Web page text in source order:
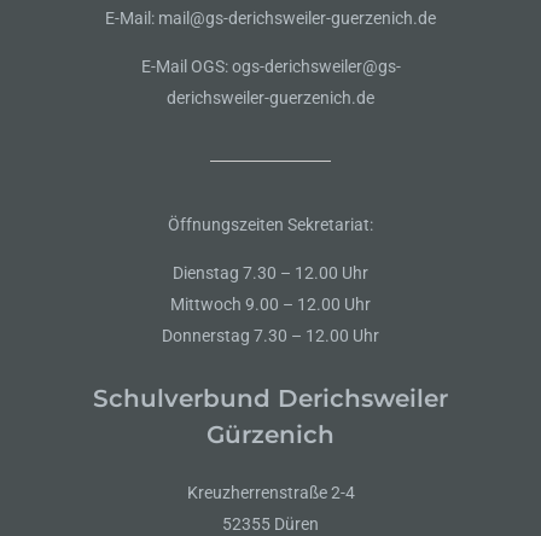
E-Mail: mail@gs-derichsweiler-guerzenich.de
E-Mail OGS: ogs-derichsweiler@gs-
derichsweiler-guerzenich.de
Öffnungszeiten Sekretariat:
Dienstag 7.30 – 12.00 Uhr
Mittwoch 9.00 – 12.00 Uhr
Donnerstag 7.30 – 12.00 Uhr
Schulverbund Derichsweiler
Gürzenich
Kreuzherrenstraße 2-4
52355 Düren